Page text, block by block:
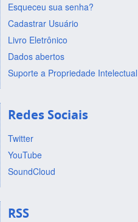
Esqueceu sua senha?
Cadastrar Usuário
Livro Eletrônico
Dados abertos
Suporte a Propriedade Intelectual
Redes Sociais
Twitter
YouTube
SoundCloud
RSS